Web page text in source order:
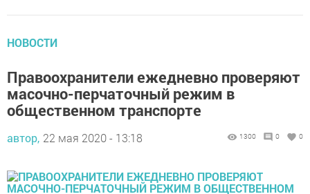
НОВОСТИ
Правоохранители ежедневно проверяют
масочно-перчаточный режим в
общественном транспорте
автор, 22 мая 2020 - 13:18 1300 0 0